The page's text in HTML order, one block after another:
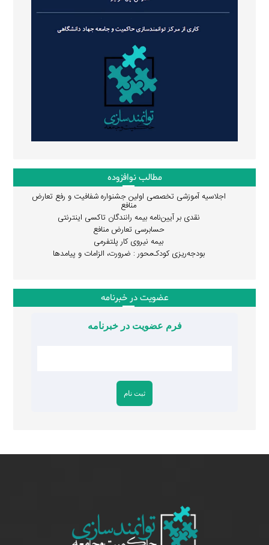
مطالب نوافزوده
اجلاسیه آموزشی تخصصی اولین جشنواره شفافیت و رفع تعارض
منافع
نقدی بر آیین‌نامه بیمه رانندگان تاکسی اینترنتی
حسابرسی تعارض منافع
بیمه نیروی کار پلتفرمی
بودجه‌ریزی کودک‌محور : ضرورت، الزامات و پیامدها
عضویت در خبرنامه
فرم عضویت در خبرنامه